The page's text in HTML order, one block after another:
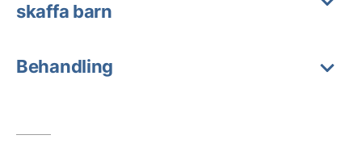
skaffa barn
Behandling